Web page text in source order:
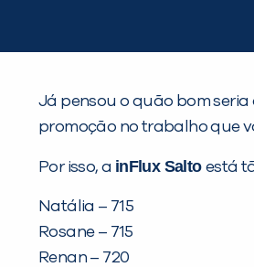
Já pensou o quão bom
promoção no trabalho que
Por isso, a inFlux Saltoestá
Natália – 715
Rosane – 715
Renan – 720